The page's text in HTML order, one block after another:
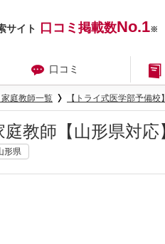
サイト 口コミ掲載数No.1※
口コミ
庭教師一覧 【トライ式医学部予備校】
庭教師【山形県対応
形県